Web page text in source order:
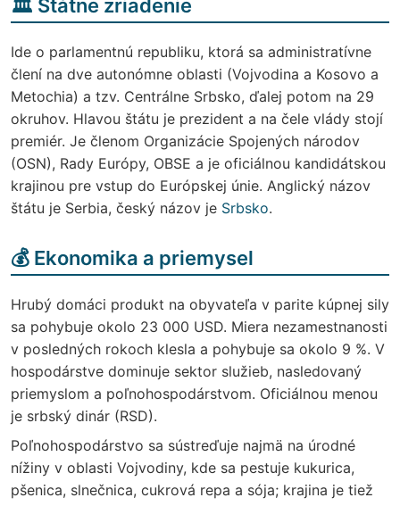
🏛️ Štátne zriadenie
Ide o parlamentnú republiku, ktorá sa administratívne
člení na dve autonómne oblasti (Vojvodina a Kosovo a
Metochia) a tzv. Centrálne Srbsko, ďalej potom na 29
okruhov. Hlavou štátu je prezident a na čele vlády stojí
premiér. Je členom Organizácie Spojených národov
(OSN), Rady Európy, OBSE a je oficiálnou kandidátskou
krajinou pre vstup do Európskej únie. Anglický názov
štátu je Serbia, český názov je Srbsko.
💰 Ekonomika a priemysel
Hrubý domáci produkt na obyvateľa v parite kúpnej sily
sa pohybuje okolo 23 000 USD. Miera nezamestnanosti
v posledných rokoch klesla a pohybuje sa okolo 9 %. V
hospodárstve dominuje sektor služieb, nasledovaný
priemyslom a poľnohospodárstvom. Oficiálnou menou
je srbský dinár (RSD).
Poľnohospodárstvo sa sústreďuje najmä na úrodné
nížiny v oblasti Vojvodiny, kde sa pestuje kukurica,
pšenica, slnečnica, cukrová repa a sója; krajina je tiež